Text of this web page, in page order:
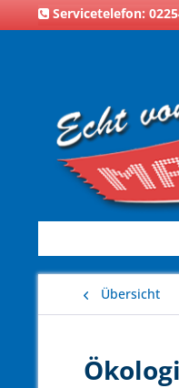
Servicetelefon:
Übersicht